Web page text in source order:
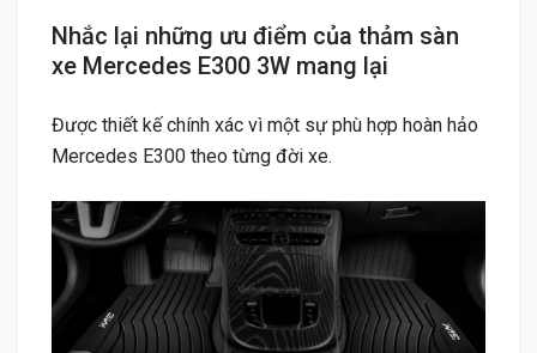
Nhắc lại những ưu điểm của thảm sàn
xe Mercedes E300 3W mang lại
Được thiết kế chính xác vì một sự phù hợp hoàn hảo
Mercedes E300 theo từng đời xe.